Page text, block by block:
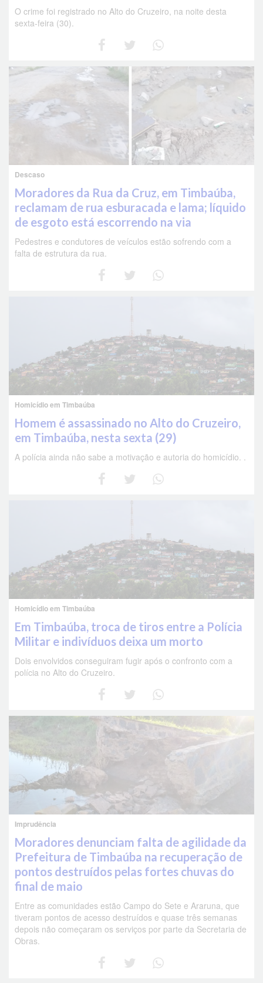
O crime foi registrado no Alto do Cruzeiro, na noite desta
sexta-feira (30).
Descaso
Moradores da Rua da Cruz, em Timbaúba,
reclamam de rua esburacada e lama; líquido
de esgoto está escorrendo na via
Pedestres e condutores de veículos estão sofrendo com a
falta de estrutura da rua.
Homicídio em Timbaúba
Homem é assassinado no Alto do Cruzeiro,
em Timbaúba, nesta sexta (29)
A polícia ainda não sabe a motivação e autoria do homicídio. .
Homicídio em Timbaúba
Em Timbaúba, troca de tiros entre a Polícia
Militar e indivíduos deixa um morto
Dois envolvidos conseguiram fugir após o confronto com a
polícia no Alto do Cruzeiro.
Imprudência
Moradores denunciam falta de agilidade da
Prefeitura de Timbaúba na recuperação de
pontos destruídos pelas fortes chuvas do
final de maio
Entre as comunidades estão Campo do Sete e Araruna, que
tiveram pontos de acesso destruídos e quase três semanas
depois não começaram os serviços por parte da Secretaria de
Obras.